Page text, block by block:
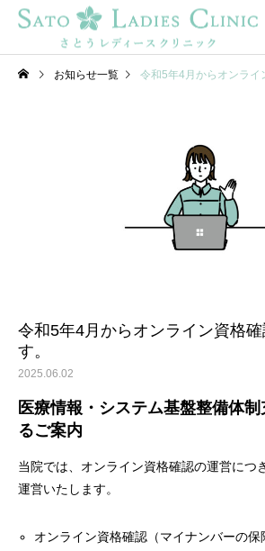
産科診療
ガスケメソッド
お知らせ一覧 令和5年4月からオンライン
令和5年4月からオンライン資格
す。
2025.06.02
医療情報・システム基盤整備体
るご案内
当院では、オンライン資格確認の運営につ
運営いたします。
オンライン資格確認（マイナンバーの